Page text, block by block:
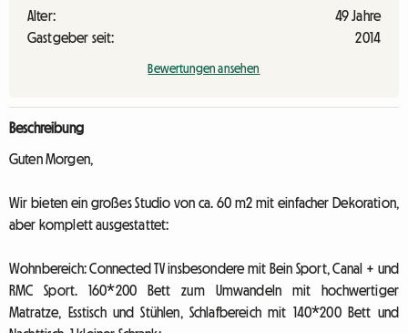
Alter:
49 Jahre
Gastgeber seit:
2014
Bewertungen ansehen
Beschreibung
Guten Morgen,
Wir bieten ein großes Studio von ca. 60 m2 mit einfacher Dekoration,
aber komplett ausgestattet:
Wohnbereich: Connected TV insbesondere mit Bein Sport, Canal + und
RMC Sport. 160*200 Bett zum Umwandeln mit hochwertiger
Matratze, Esstisch und Stühlen, Schlafbereich mit 140*200 Bett und